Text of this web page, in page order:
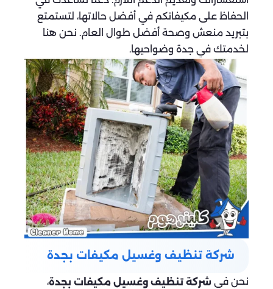
الحفاظ على مكيفاتكم في أفضل حالاتها، لتستمتع
بتبريد منعش وصحة أفضل طوال العام. نحن هنا
لخدمتك في جدة وضواحيها.
شركة تنظيف وغسيل مكيفات بجدة
نحن في شركة تنظيف وغسيل مكيفات بجدة،